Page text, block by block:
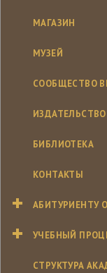
МАГАЗИН
МУЗЕЙ
СООБЩЕСТВО
ИЗДАТЕЛЬСТВО
БИБЛИОТЕКА
КОНТАКТЫ
АБИТУРИЕНТУ
УЧЕБНЫЙ
СТРУКТУРА